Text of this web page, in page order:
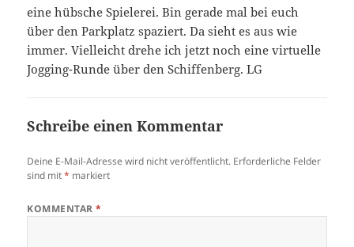
eine hübsche Spielerei. Bin gerade mal bei euch
über den Parkplatz spaziert. Da sieht es aus wie
immer. Vielleicht drehe ich jetzt noch eine virtuelle
Jogging-Runde über den Schiffenberg. LG
Schreibe einen Kommentar
Deine E-Mail-Adresse wird nicht veröffentlicht. Erforderliche Felder
sind mit* markiert
KOMMENTAR*